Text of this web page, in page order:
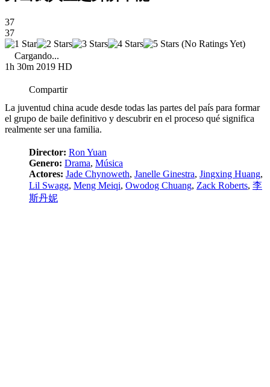
37
37
(No Ratings Yet)
Cargando...
1h 30m 2019 HD
Compartir
La juventud china acude desde todas las partes del país para formar
el grupo de baile definitivo y descubrir en el proceso qué significa
realmente ser una familia.
Director: Ron Yuan
Genero: Drama, Música
Actores: Jade Chynoweth, Janelle Ginestra, Jingxing Huang,
Lil Swagg, Meng Meiqi, Owodog Chuang, Zack Roberts, 李
斯丹妮